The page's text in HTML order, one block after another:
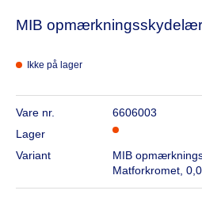
MIB
Ikke på lager
Vare nr.
6606003
Lager
Variant
MIB
Matforkromet,